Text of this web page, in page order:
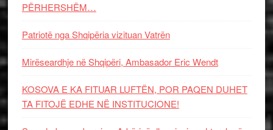
PËRHERSHËM…
Patriotë nga Shqipëria vizituan Vatrën
Mirëseardhje në Shqipëri, Ambasador Eric Wendt
KOSOVA E KA FITUAR LUFTËN, POR PAQEN DUHET
TA FITOJË EDHE NË INSTITUCIONE!